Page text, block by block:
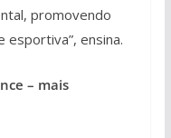
promovendo
esportiva”, ensina.
– mais